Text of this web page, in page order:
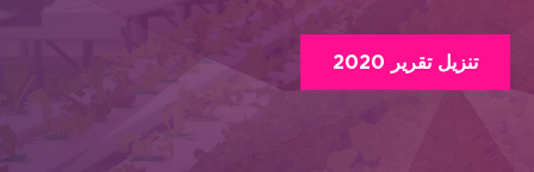
تنزيل تقرير 2020